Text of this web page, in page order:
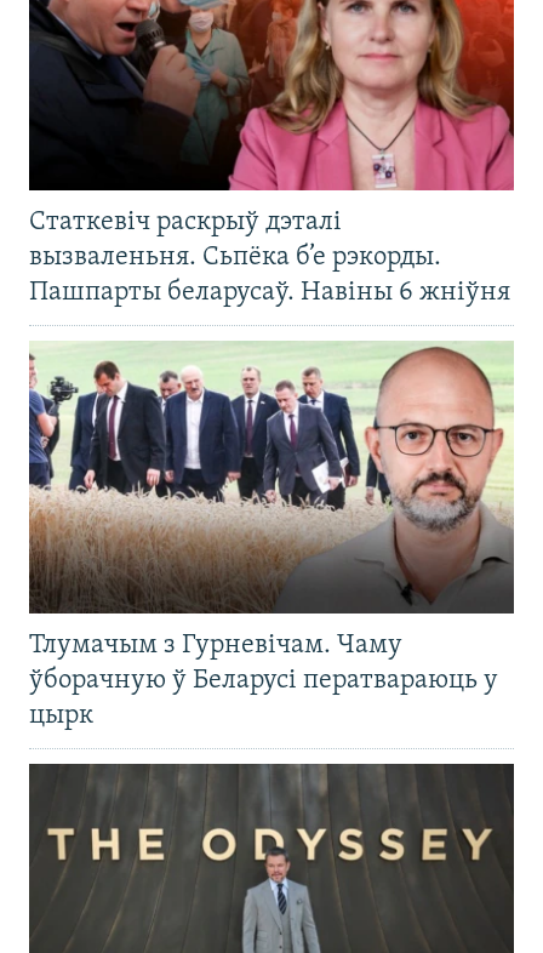
Статкевіч раскрыў дэталі
вызваленьня. Сьпёка б’е рэкорды.
Пашпарты беларусаў. Навіны 6 жніўня
Тлумачым з Гурневічам. Чаму
ўборачную ў Беларусі ператвараюць у
цырк